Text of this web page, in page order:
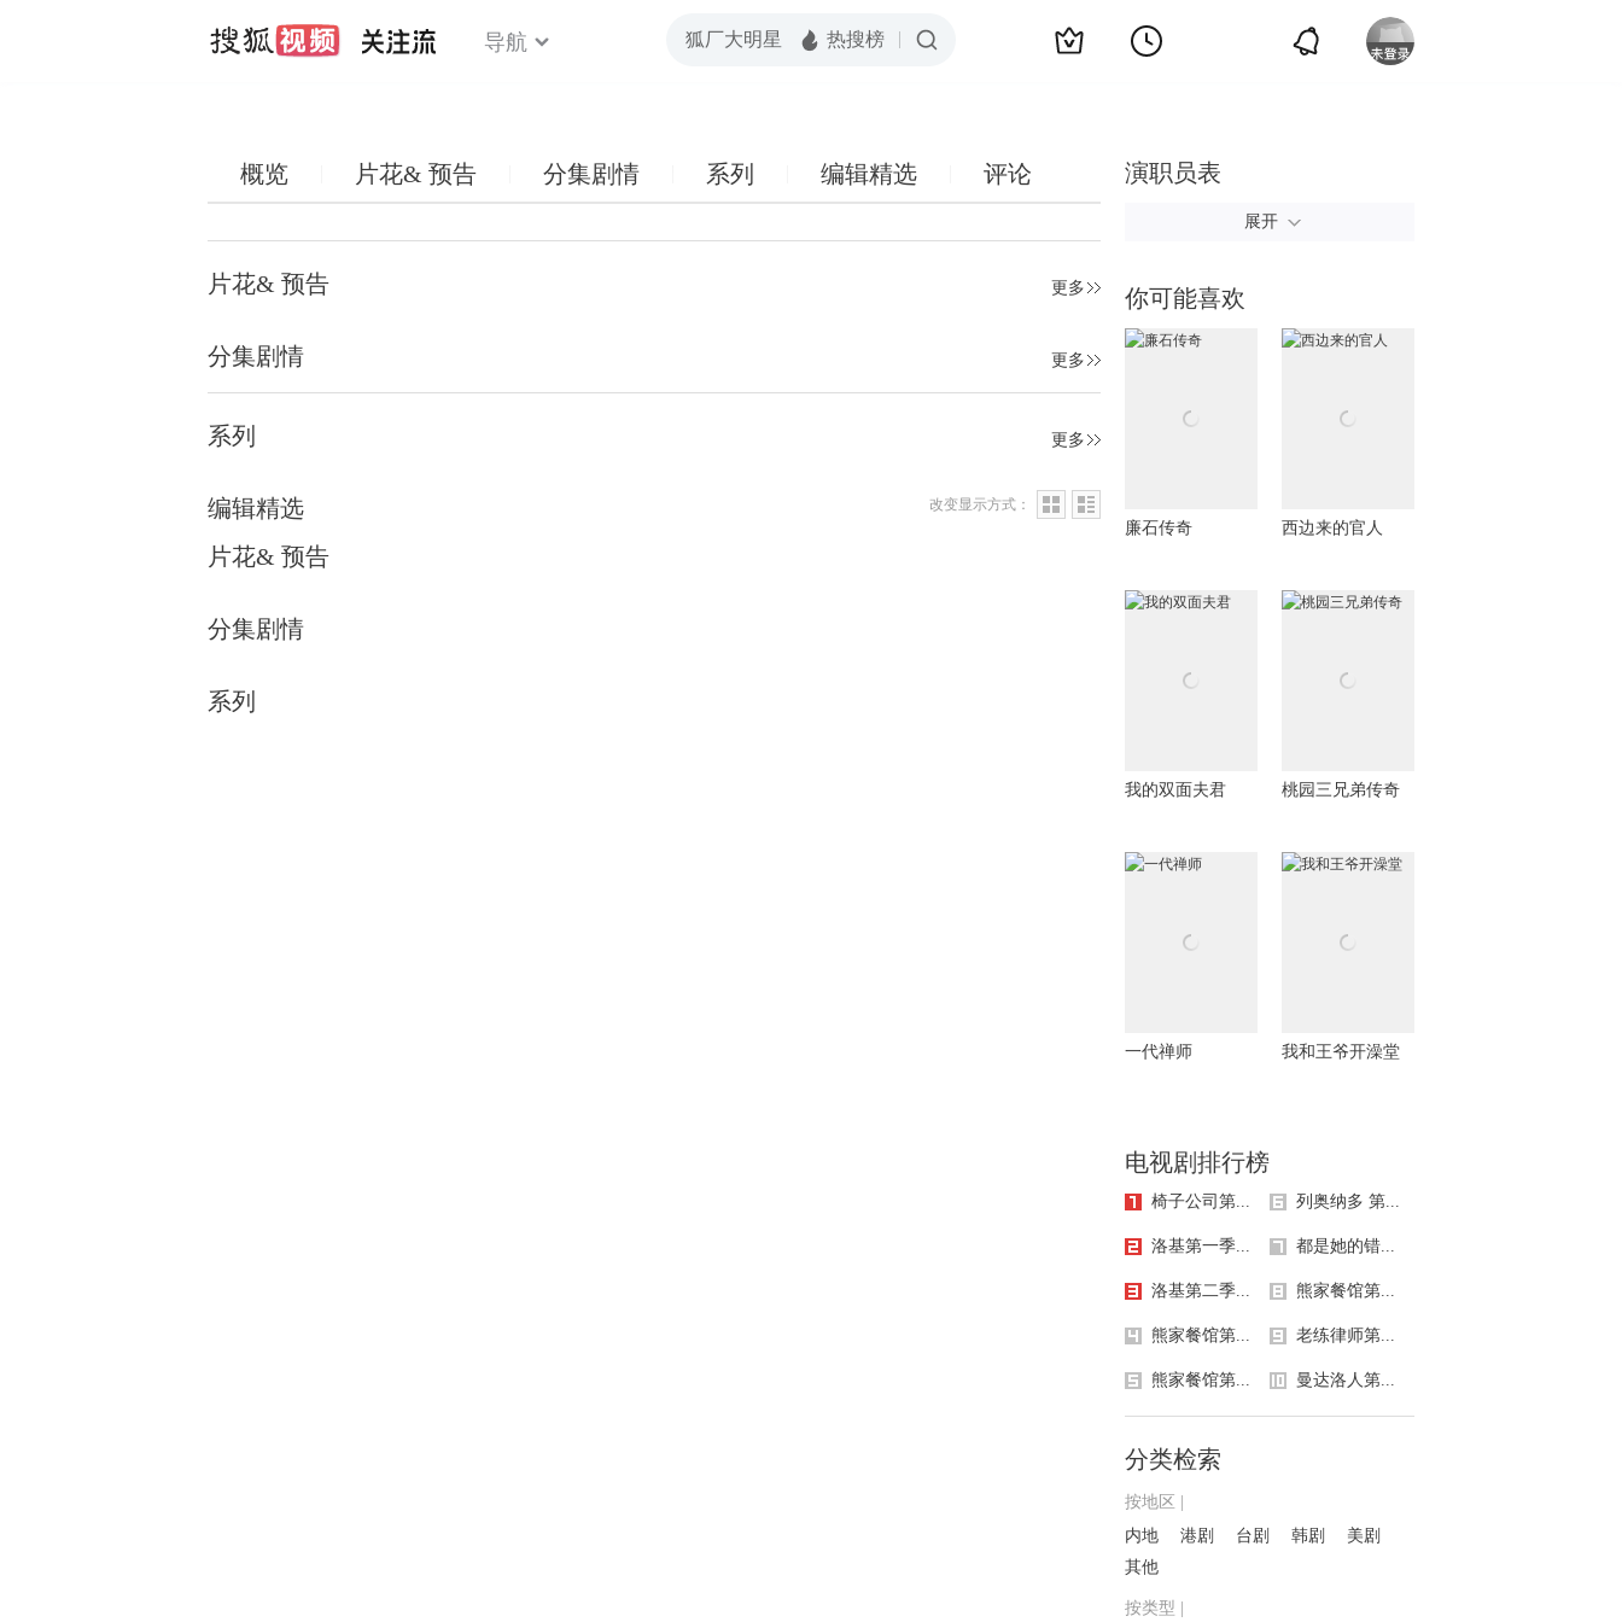
导航
概览 片花& 预告 分集剧情 系列 编辑精选 评论
片花& 预告 更多
分集剧情 更多
系列 更多
编辑精选 改变显示方式：
片花& 预告
分集剧情
系列
演职员表
展开
你可能喜欢
廉石传奇 西边来的官人
我的双面夫君 桃园三兄弟传奇
一代禅师 我和王爷开澡堂
电视剧排行榜
椅子公司第...
洛基第一季...
洛基第二季...
熊家餐馆第...
熊家餐馆第...
列奥纳多 第...
都是她的错...
熊家餐馆第...
老练律师第...
曼达洛人第...
分类检索
按地区 |
内地
港剧 台剧 韩剧
美剧
其他
按类型 |